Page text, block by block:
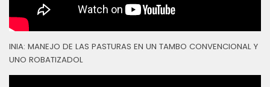
INIA: MANEJO DE LAS PASTURAS EN UN TAMBO CONVENCIONAL Y
UNO ROBATIZADOL